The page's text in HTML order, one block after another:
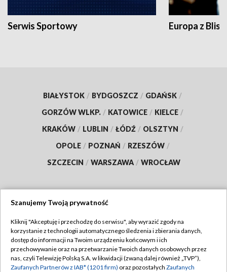
Serwis Sportowy Europa z
BIAŁYSTOK / BYDGOSZCZ / GDAŃSK /
GORZÓW WLKP. / KATOWICE / KIELCE /
KRAKÓW / LUBLIN / ŁÓDŹ / OLSZTYN /
OPOLE / POZNAŃ / RZESZÓW /
SZCZECIN / WARSZAWA / WROCŁAW
TVP
Abonament TVP
Emisja w TVP
Regulamin TVP
Polityka prywatności
Szanujemy Twoją prywatność
Kliknij "Akceptuję i przechodzę do serwisu", aby wyrazić zgody na
korzystanie z technologii automatycznego śledzenia i zbierania danych,
dostęp do informacji na Twoim urządzeniu końcowym i ich
przechowywanie oraz na przetwarzanie Twoich danych osobowych przez
nas, czyli Telewizję Polską S.A. w likwidacji (zwaną dalej również „TVP”),
Zaufanych Partnerów z IAB* (1201 firm) oraz pozostałych Zaufanych